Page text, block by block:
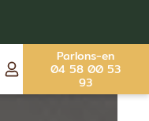
Parlons-en
04 58 00 53
93